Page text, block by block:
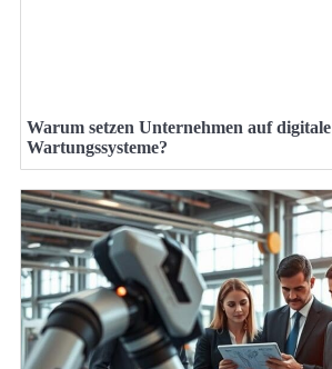
Warum setzen Unternehmen auf digitale
Wartungssysteme?